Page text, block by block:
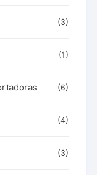
(3)
(1)
(6)
(4)
(3)